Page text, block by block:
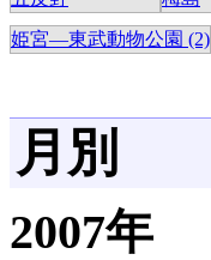
姫宮―東武動物公園 (2)
月別
2007年